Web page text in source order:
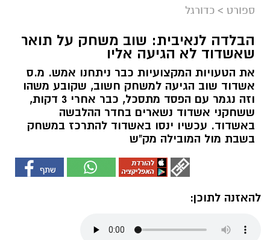
ספורט > כדורגל
הבלדה לנאיבית: שוב משחק על תואר
שאשדוד לא הגיעה אליו
את הטעויות המקצועיות כבר ניתחנו אמש. מ.ס
אשדוד שוב הגיעה למשחק חשוב, שקובע משהו
וזה נגמר עם הפסד מתסכל, כבר אחרי 3 דקות,
ששחקני אשדוד נשארים בחדר ההלבשה
באשדוד. עכשיו ינסו באשדוד להתרכז במשחק
בשבת מול המובילה מק"ש
להאזנה לתוכן: